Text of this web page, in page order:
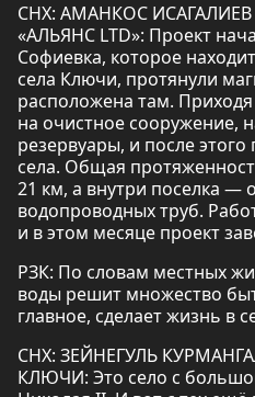
СНХ: АМАНКОС
«АЛЬЯНС LTD»: Проект
Софиевка, которое
села Ключи, протянули
расположена там.
на очистное сооружение,
резервуары, и после
села. Общая
21 км, а внутри поселка —
водопроводных труб.
и в этом месяце проект
РЗК: По словам местных
воды решит множество
главное, сделает жизнь в
СНХ: ЗЕЙНЕГУЛЬ
КЛЮЧИ: Это село с